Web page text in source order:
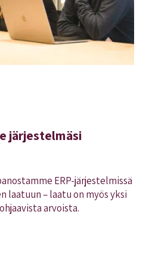
järjestelmäsi
ERP-järjestelmissä
laatuun – laatu on myös yksi
arvoista.